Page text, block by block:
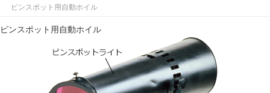
ピンスポット用自動ホイル
ピンスポット用自動ホイル